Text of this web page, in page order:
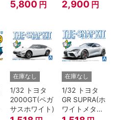
ージョン”
5,800 円 2,900 円
在庫なし
1/32 トヨタ
2000GT(ペガ
サスホワイト)
在庫なし
1/32 トヨタ
GR SUPRA(ホ
ワイトメタリ
ック)